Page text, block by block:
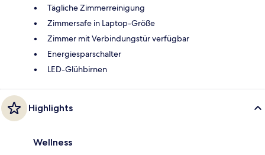
Tägliche Zimmerreinigung
Zimmersafe in Laptop-Größe
Zimmer mit Verbindungstür verfügbar
Energiesparschalter
LED-Glühbirnen
Highlights
Wellness